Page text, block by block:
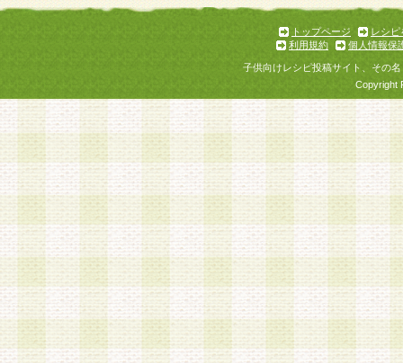
お問い合わせ・ご相談への対応ができない場合
トップページ
レシピ
利用規約
個人情報保
子供向けレシピ投稿サイト、その
Copyright